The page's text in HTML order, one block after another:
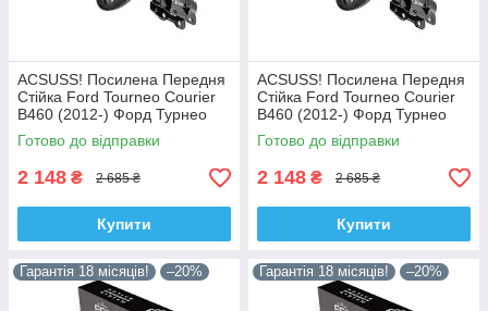
ACSUSS! Посилена Передня
Стійка Ford Tourneo Courier
B460 (2012-) Форд Турнео
Курєр Б460. Ліва. 335829 ,
3348057 Корея!
Готово до відправки
2 148 ₴ 2 685 ₴
Купити
ACSUSS! Посилена Передня
Стійка Ford Tourneo Courier
B460 (2012-) Форд Турнео
Курєр Б460. Права. 335830 ,
3348056 Корея!
Готово до відправки
2 148 ₴ 2 685 ₴
Купити
Гарантія 18 місяців! –20% Гарантія 18 місяців! –20%